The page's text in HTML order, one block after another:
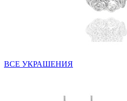
ВСЕ УКРАШЕНИЯ